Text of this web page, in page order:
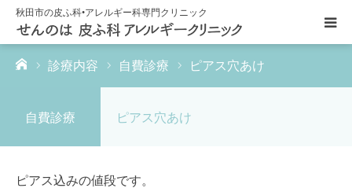
秋田市の皮ふ科•アレルギー科専門クリニック
ム 診療内容 自費診療 ピアス穴あけ
自費診療 ピアス穴あけ
ピアス込みの値段です。
HOME
医院紹介